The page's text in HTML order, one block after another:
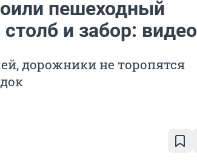
пешеходный
и забор: видео
дорожники не торопятся